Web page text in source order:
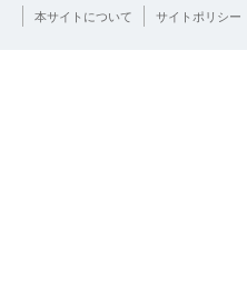
本サイトについて サイトポリシー